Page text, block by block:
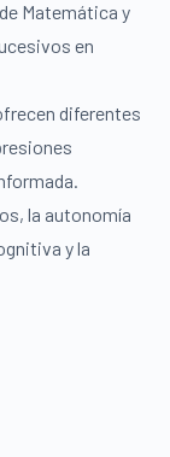
Matemática y
en
diferentes
la autonomía
y la